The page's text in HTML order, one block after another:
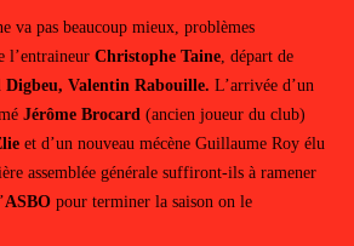
va pas beaucoup mieux, problèmes
l’entraineurChristophe Taine, départ de
Digbeu, Valentin Rabouille. L’arrivée d’un
Jérôme Brocard (ancien joueur du club)
et d’un nouveau mécène Guillaume Roy élu
assemblée générale suffiront-ils à ramener
ASBOpour terminer la saison on le